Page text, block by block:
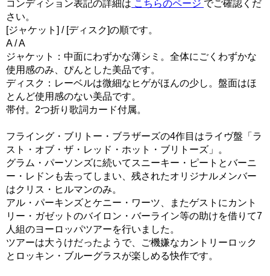
コンディション表記の詳細は こちらのページ でご確認くだ
さい。
[ジャケット] / [ディスク]の順です。
A / A
ジャケット：中面にわずかな薄シミ。全体にごくわずかな
使用感のみ、ぴんとした美品です。
ディスク：レーベルは微細なヒゲがほんの少し。盤面はほ
とんど使用感のない美品です。
帯付。2つ折り歌詞カード付属。
フライング・ブリトー・ブラザーズの4作目はライヴ盤「ラ
スト・オブ・ザ・レッド・ホット・ブリトーズ」。
グラム・パーソンズに続いてスニーキー・ピートとバーニ
ー・レドンも去ってしまい、残されたオリジナルメンバー
はクリス・ヒルマンのみ。
アル・パーキンズとケニー・ワーツ、またゲストにカント
リー・ガゼットのバイロン・バーライン等の助けを借りて7
人組のヨーロッパツアーを行いました。
ツアーは大うけだったようで、ご機嫌なカントリーロック
とロッキン・ブルーグラスが楽しめる快作です。